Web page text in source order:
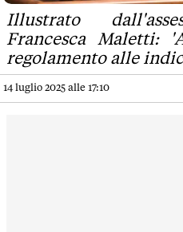
Illustrato
Francesca Maletti:
regolamento alle
14 luglio 2025 alle 17:10